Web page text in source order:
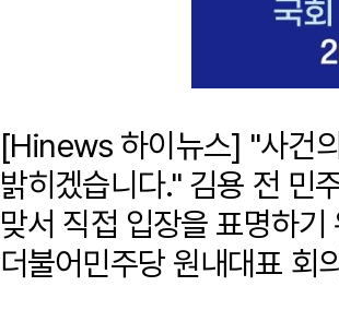
[Hinews 하이뉴스] "사건
밝히겠습니다." 김용 전 민
맞서 직접 입장을 표명하
더불어민주당 원내대표 회